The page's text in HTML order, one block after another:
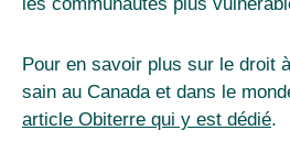
Pour en savoir plus sur le droit
sain au Canada et dans le
article Obiterre qui y est dédié.